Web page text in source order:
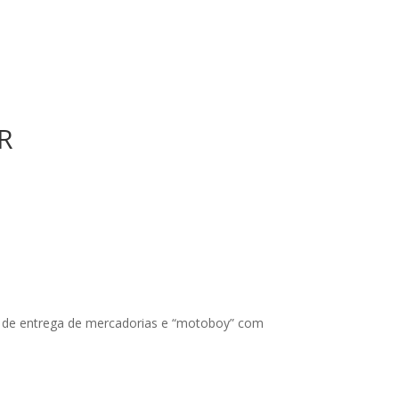
entrega de mercadorias e “motoboy” com